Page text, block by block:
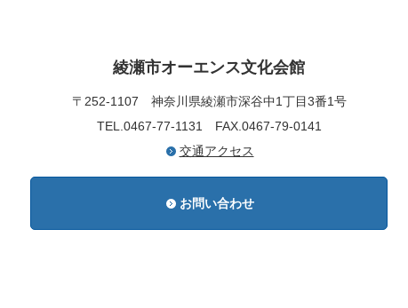
綾瀬市オーエンス文化会館
〒252-1107 神奈川県綾瀬市深谷中1丁目3番1号
TEL.0467-77-1131 FAX.0467-79-0141
交通アクセス
お問い合わせ